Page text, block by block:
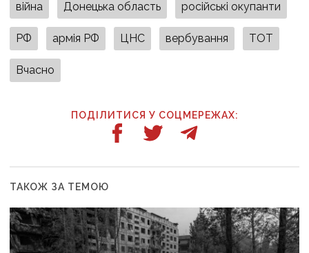
війна Донецька область російські окупанти
РФ армія РФ ЦНС вербування ТОТ
Вчасно
ПОДІЛИТИСЯ У СОЦМЕРЕЖАХ:
ТАКОЖ ЗА ТЕМОЮ